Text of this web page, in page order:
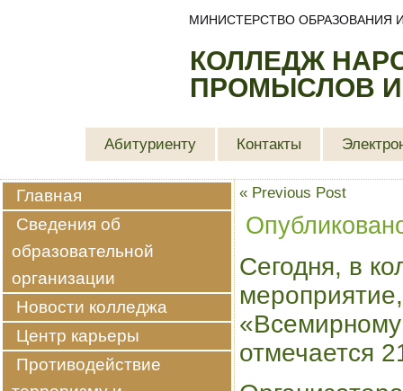
КОЛЛЕДЖ
ПРОМЫСЛОВ
МИНИСТЕРСТВО ОБРАЗОВАНИЯ
Абитуриенту Контакты
Главная
Сведения об
образовательной
организации
Новости колледжа
Центр карьеры
Противодействие
« Previous Post
Сегодня, в
отмечается